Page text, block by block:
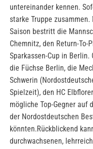
untereinander kennen.
starke Truppe
Saison bestritt die
Chemnitz, den Return-To-
Sparkassen-Cup in
die Füchse Berlin, die
Schwerin
Spielzeit), den HC
mögliche Top-Gegner auf
der Nordostdeutschen
könnten.Rückblickend
durchwachsenen,